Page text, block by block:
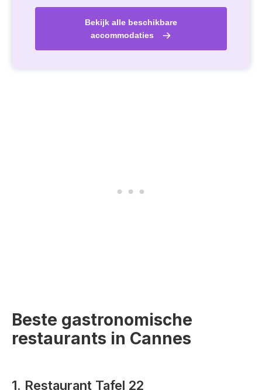
Bekijk alle beschikbare
accommodaties
Beste gastronomische
restaurants in Cannes
1. Restaurant Tafel 22